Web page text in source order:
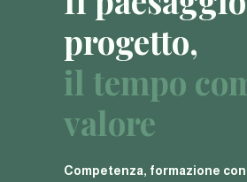
progetto,
il tempo
valore
Competenza, formazione